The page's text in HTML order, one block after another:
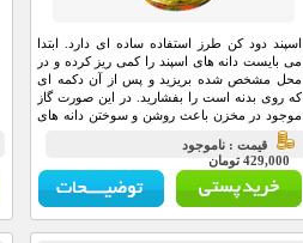
اسپند دود کن طرز استفاده ساده ای دارد. ابتدا
می بایست دانه های اسپند را کمی ریز کرده و در
محل مشخص شده بریزید و پس از آن دکمه ای
که روی بدنه است را بفشارید. در این صورت گاز
موجود در مخزن باعث روشن و سوختن دانه های
اسپند شده و آنها روشن می شوند و دود می کنند.
قيمت : ناموجود
429,000 تومان